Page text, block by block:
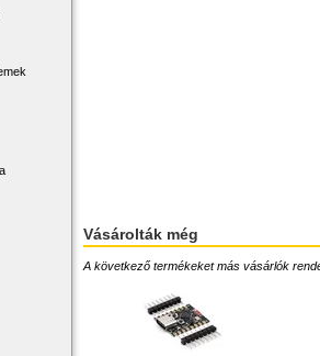
Vásárolták még
A következő termékeket más vásárlók